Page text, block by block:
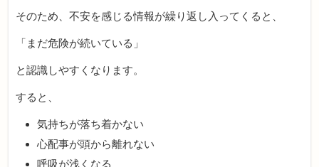
そのため、不安を感じる情報が繰り返し入ってくると、
「まだ危険が続いている」
と認識しやすくなります。
すると、
気持ちが落ち着かない
心配事が頭から離れない
呼吸が浅くなる